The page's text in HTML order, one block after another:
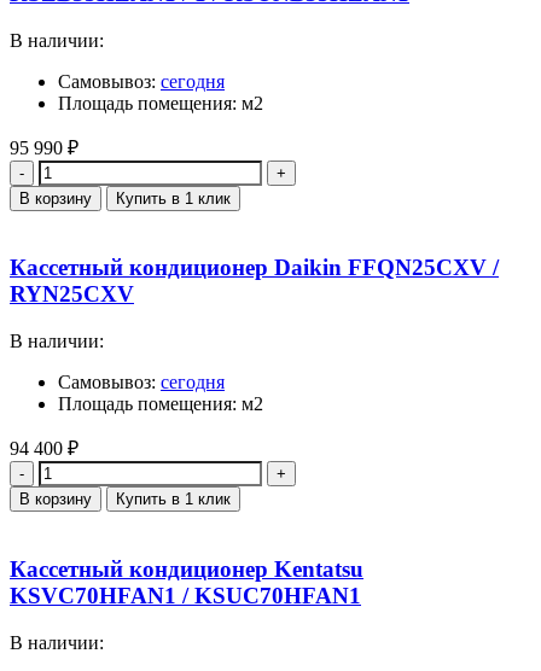
В наличии:
Самовывоз: сегодня
Площадь помещения: м2
95 990 ₽
Количество
В корзину Купить в 1 клик
Кассетный кондиционер Daikin FFQN25CXV /
RYN25CXV
В наличии:
Самовывоз: сегодня
Площадь помещения: м2
94 400 ₽
Количество
В корзину Купить в 1 клик
Кассетный кондиционер Kentatsu
KSVC70HFAN1 / KSUC70HFAN1
В наличии: